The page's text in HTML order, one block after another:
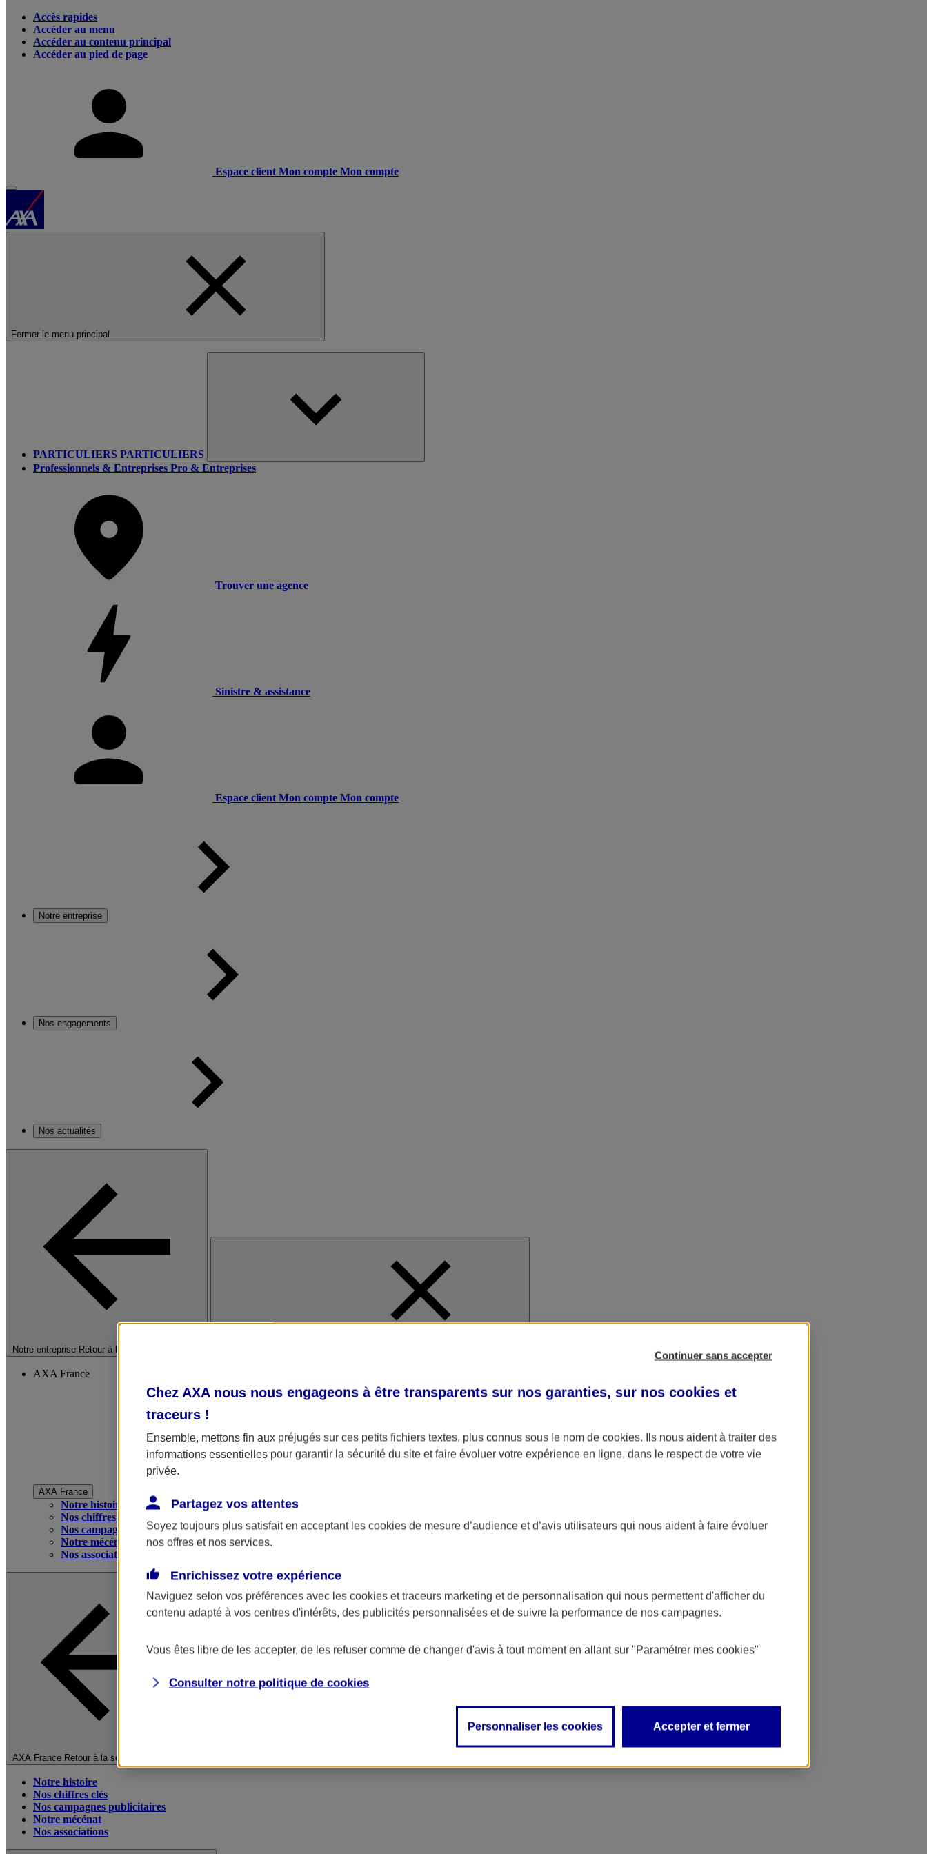
Accès rapides
Accéder au menu
Accéder au contenu principal
Accéder au pied de page
Espace client Mon compte Mon compte
Fermer le menu principal
PARTICULIERS PARTICULIERS
Professionnels & Entreprises Pro & Entreprises
Trouver une agence
Sinistre & assistance
Espace client Mon compte Mon compte
Notre entreprise
Nos engagements
Nos actualités
Notre entreprise Retour à la section précédente
AXA France
AXA France
Notre histoire
Nos chiffres clés
Nos campagnes publicitaires
Notre mécénat
Nos associations
AXA France Retour à la section précédente
Notre histoire
Nos chiffres clés
Nos campagnes publicitaires
Notre mécénat
Nos associations
Continuer sans accepter
Chez AXA nous nous engageons à être transparents sur nos garanties, sur nos cookies et
traceurs !
Ensemble, mettons fin aux préjugés sur ces petits fichiers textes, plus connus sous le nom de cookies. Ils nous aident à traiter des
informations essentielles pour garantir la sécurité du site et faire évoluer votre expérience en ligne, dans le respect de votre vie
privée.
Partagez vos attentes
Soyez toujours plus satisfait en acceptant les cookies de mesure d’audience et d’avis utilisateurs qui nous aident à faire évoluer
nos offres et nos services.
Enrichissez votre expérience
Naviguez selon vos préférences avec les cookies et traceurs marketing et de personnalisation qui nous permettent d'afficher du
contenu adapté à vos centres d'intérêts, des publicités personnalisées et de suivre la performance de nos campagnes.
Vous êtes libre de les accepter, de les refuser comme de changer d'avis à tout moment en allant sur "Paramétrer mes cookies"
Consulter notre politique de cookies
Personnaliser les cookies Accepter et fermer